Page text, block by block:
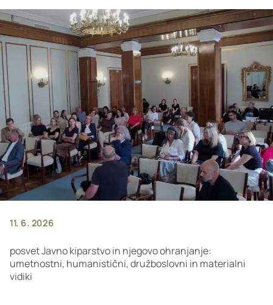
11. 6. 2026
posvet Javno kiparstvo in njegovo ohranjanje:
umetnostni, humanistični, družboslovni in materialni
vidiki